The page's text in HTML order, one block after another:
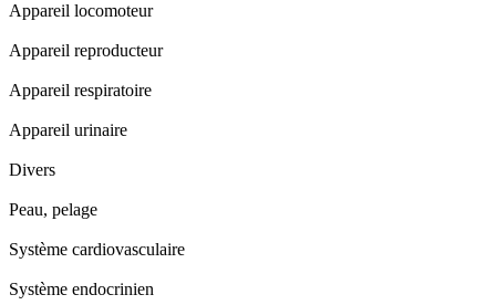
Appareil locomoteur
Appareil reproducteur
Appareil respiratoire
Appareil urinaire
Divers
Peau, pelage
Système cardiovasculaire
Système endocrinien